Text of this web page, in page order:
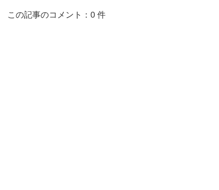
この記事のコメント：0 件